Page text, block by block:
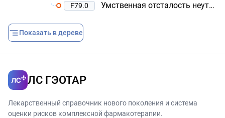
F79.0
Умственная отсталость неуточненная с указанием на отсутствие или слабую выраженность нарушения поведения
Показать в дереве
ЛС ГЭОТАР
Лекарственный справочник нового поколения и система
оценки рисков комплексной фармакотерапии.